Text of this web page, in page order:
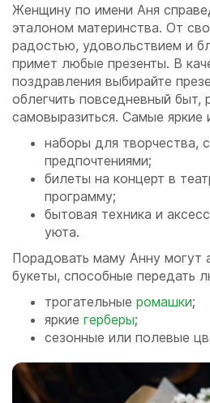
Женщину по имени Аня
эталоном материнства. От
радостью, удовольствием и
примет любые презенты. В
поздравления выбирайте
облегчить повседневный быт,
самовыразиться. Самые яркие
наборы для творчества,
предпочтениями;
билеты на концерт в
программу;
бытовая техника и
уюта.
Порадовать маму Анну могут
букеты, способные передать
трогательные ромашки;
яркие герберы;
сезонные или полевые